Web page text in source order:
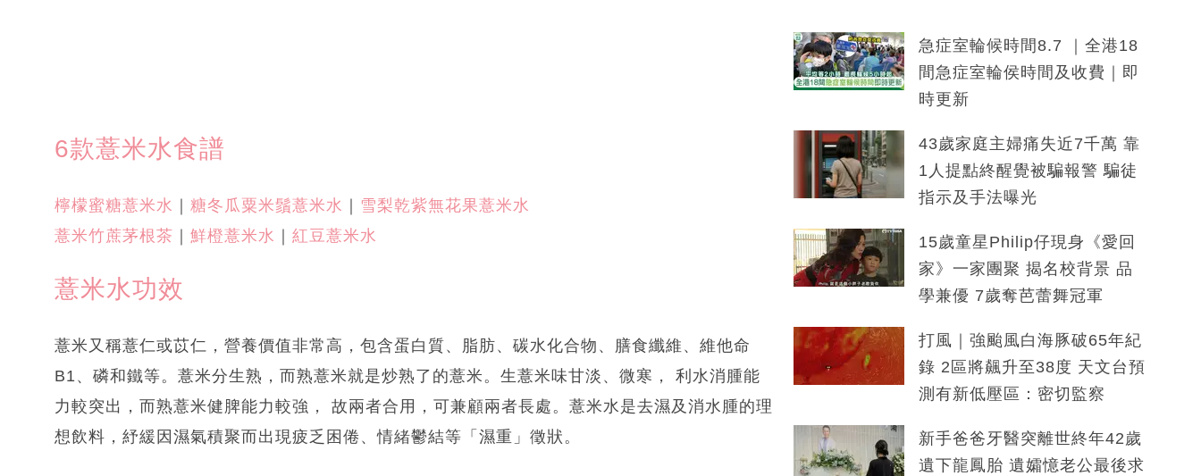
6款薏米水食譜
檸檬蜜糖薏米水 ｜ 糖冬瓜粟米鬚薏米水 ｜ 雪梨乾紫無花果薏米水
薏米竹蔗茅根茶 ｜ 鮮橙薏米水 ｜ 紅豆薏米水
薏米水功效
薏米又稱薏仁或苡仁，營養價值非常高，包含蛋白質、脂肪、碳水化合物、膳食纖維、維他命
B1、磷和鐵等。薏米分生熟，而熟薏米就是炒熟了的薏米。生薏米味甘淡、微寒， 利水消腫能
力較突出，而熟薏米健脾能力較強， 故兩者合用，可兼顧兩者長處。薏米水是去濕及消水腫的理
想飲料，紓緩因濕氣積聚而出現疲乏困倦、情緒鬱結等「濕重」徵狀。
急症室輪候時間8.7 ｜全港18
間急症室輪侯時間及收費｜即
時更新
43歲家庭主婦痛失近7千萬 靠
1人提點終醒覺被騙報警 騙徒
指示及手法曝光
15歲童星Philip仔現身《愛回
家》一家團聚 揭名校背景 品
學兼優 7歲奪芭蕾舞冠軍
打風｜強颱風白海豚破65年紀
錄 2區將飆升至38度 天文台預
測有新低壓區：密切監察
新手爸爸牙醫突離世終年42歲
遺下龍鳳胎 遺孀憶老公最後求